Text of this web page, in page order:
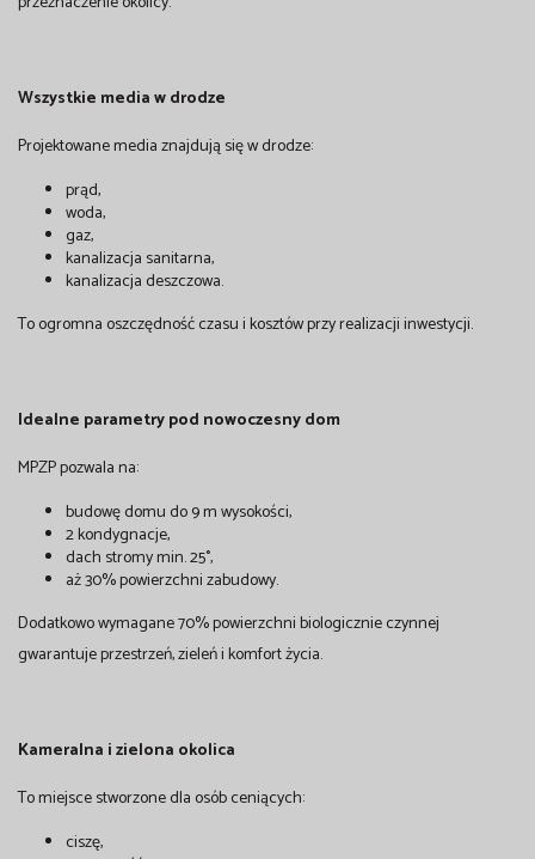
Wszystkie media w drodze
Projektowane media znajdują się w drodze:
prąd,
woda,
gaz,
kanalizacja sanitarna,
kanalizacja deszczowa.
To ogromna oszczędność czasu i kosztów przy realizacji inwestycji.
Idealne parametry pod nowoczesny dom
MPZP pozwala na:
budowę domu do 9 m wysokości,
2 kondygnacje,
dach stromy min. 25°,
aż 30% powierzchni zabudowy.
Dodatkowo wymagane 70% powierzchni biologicznie czynnej
gwarantuje przestrzeń, zieleń i komfort życia.
Kameralna i zielona okolica
To miejsce stworzone dla osób ceniących:
ciszę,